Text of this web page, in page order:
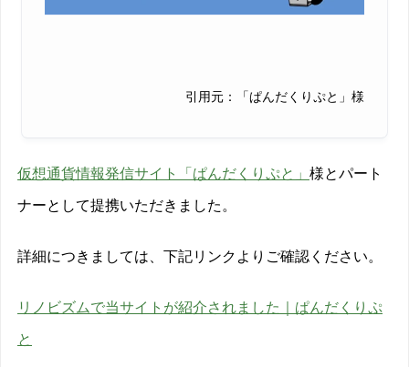
引用元：「ぱんだくりぷと」様
仮想通貨情報発信サイト「ぱんだくりぷと」 様とパート
ナーとして提携いただきました。
詳細につきましては、下記リンクよりご確認ください。
リノビズムで当サイトが紹介されました｜ぱんだくりぷ
と